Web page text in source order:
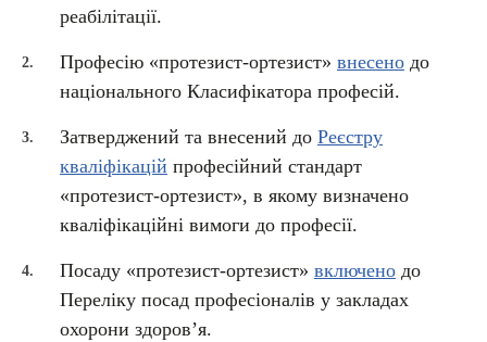
реабілітації.
Професію «протезист-ортезист» внесено до
національного Класифікатора професій.
Затверджений та внесений до Реєстру
кваліфікацій професійний стандарт
«протезист-ортезист», в якому визначено
кваліфікаційні вимоги до професії.
Посаду «протезист-ортезист» включено до
Переліку посад професіоналів у закладах
охорони здоров’я.